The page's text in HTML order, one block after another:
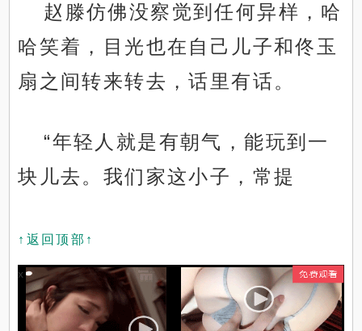
赵滕仿佛没察觉到任何异样，哈
哈笑着，目光也在自己儿子和佟玉
扇之间转来转去，话里有话。
“年轻人就是有朝气，能玩到一
块儿去。我们家这小子，常提
↑返回顶部↑
x